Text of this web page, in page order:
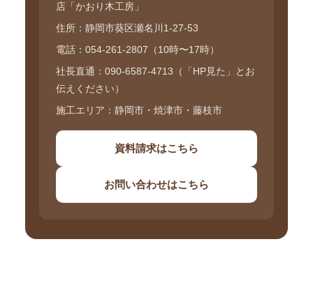
店「かおり木工房」
住所：静岡市葵区瀬名川1-27-53
電話：054-261-2807（10時〜17時）
社長直通：090-6587-4713（「HP見た」とお
伝えください）
施工エリア：静岡市・焼津市・藤枝市
資料請求はこちら
お問い合わせはこちら
資
社